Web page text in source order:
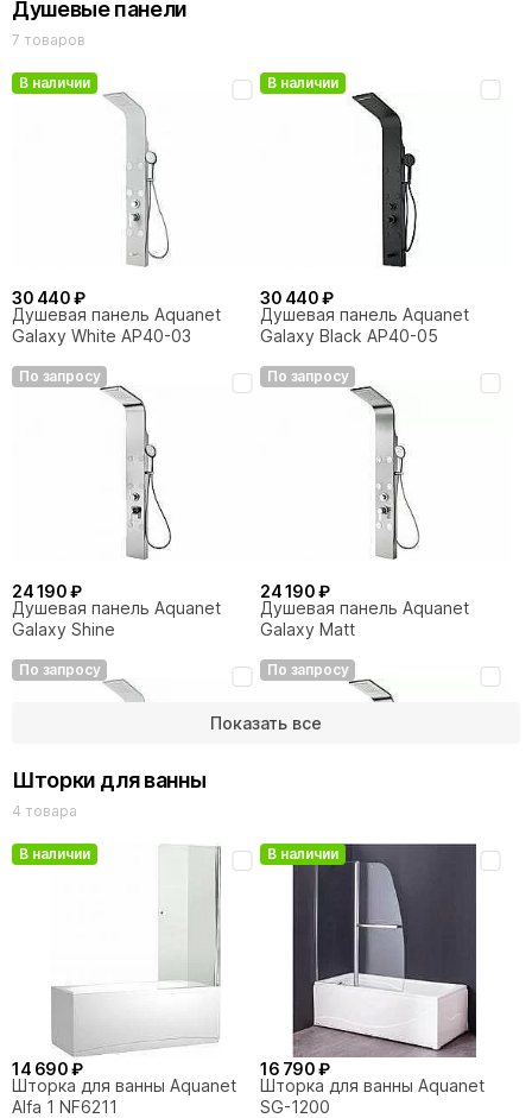
Душевые панели
7 товаров
В наличии
30 440 ₽
Душевая панель Aquanet
Galaxy White AP40-03
В наличии
30 440 ₽
Душевая панель Aquanet
Galaxy Black AP40-05
По запросу
24 190 ₽
Душевая панель Aquanet
Galaxy Shine
По запросу
24 190 ₽
Душевая панель Aquanet
Galaxy Matt
По запросу
Душевая панель Aquanet
По запросу
Душевая панель Aquanet
Galaxy Shine AP40-01
Показать все
Шторки для ванны
4 товара
В наличии
14 690 ₽
Шторка для ванны Aquanet
Alfa 1 NF6211
В наличии
16 790 ₽
Шторка для ванны Aquanet
SG-1200